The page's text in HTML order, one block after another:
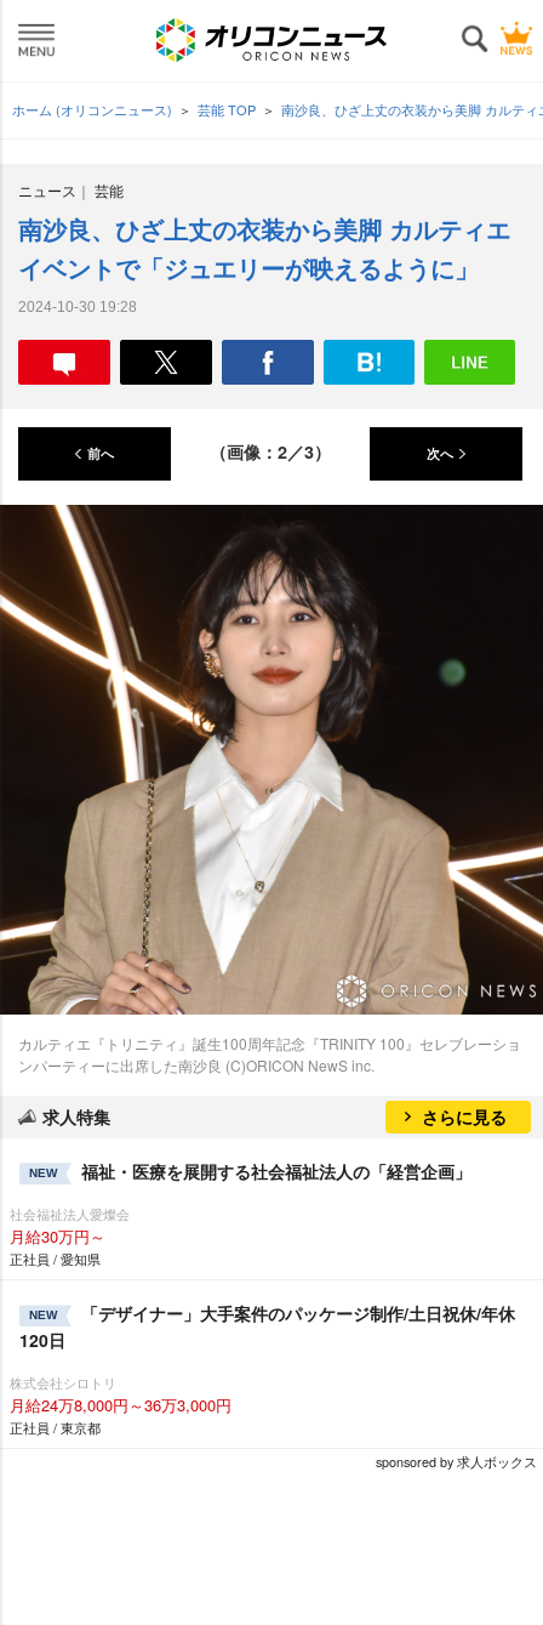
ホーム (オリコンニュース) 芸能 TOP 南沙良、ひざ上丈の衣装から美脚 カルテ
ニュース 芸能
南沙良、ひざ上丈の衣装から美脚 カルティエ
イベントで「ジュエリーが映えるように」
2024-10-30 19:28
前へ （画像：2／3） 次へ
カルティエ『トリニティ』誕生100周年記念『TRINITY 100』セレブレーショ
ンパーティーに出席した南沙良 (C)ORICON NewS inc.
求人特集 さらに見る
NEW 福祉・医療を展開する社会福祉法人の「経営企画」
社会福祉法人愛燦会
月給30万円～
正社員 / 愛知県
NEW
「デザイナー」大手案件のパッケージ制作/土日祝休/年休
120日
株式会社シロトリ
月給24万8,000円～36万3,000円
正社員 / 東京都
sponsored by 求人ボックス